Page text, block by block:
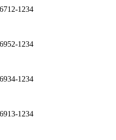
1234
1234
1234
1234